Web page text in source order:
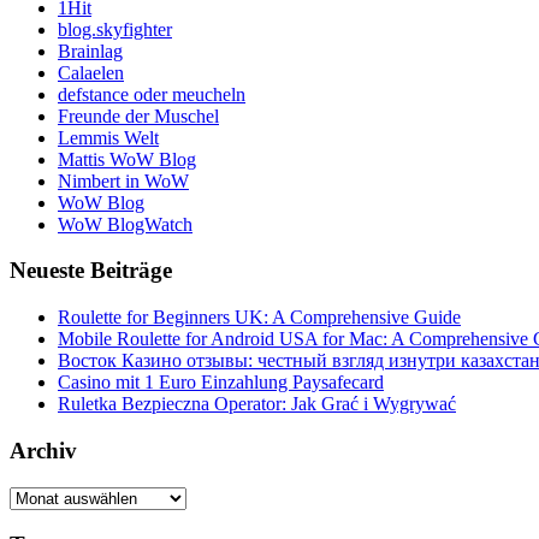
1Hit
blog.skyfighter
Brainlag
Calaelen
defstance oder meucheln
Freunde der Muschel
Lemmis Welt
Mattis WoW Blog
Nimbert in WoW
WoW Blog
WoW BlogWatch
Neueste Beiträge
Roulette for Beginners UK: A Comprehensive Guide
Mobile Roulette for Android USA for Mac: A Comprehensive
Восток Казино отзывы: честный взгляд изнутри
Casino mit 1 Euro Einzahlung Paysafecard
Ruletka Bezpieczna Operator: Jak Grać i Wygrywać
Archiv
Archiv